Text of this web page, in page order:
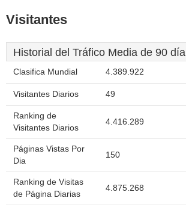
Visitantes
Historial del Tráfico Media de 90 día
Clasifica Mundial 4.389.922
Visitantes Diarios 49
Ranking de
Visitantes Diarios
4.416.289
Páginas Vistas Por
Dia
150
Ranking de Visitas
de Página Diarias
4.875.268